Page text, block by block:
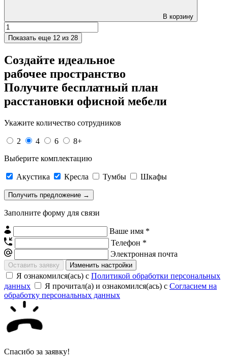
В корзину
Показать еще 12 из 28
Создайте идеальное
рабочее пространство
Получите бесплатный план
расстановки офисной мебели
Укажите количество сотрудников
2 4 6
8+
Выберите комплектацию
Акустика Кресла Тумбы Шкафы
Заполните форму для связи
Ваше имя *
Телефон *
Электронная почта
Изменить настройки
Я ознакомился(ась) с Политикой обработки персональных
данных
Я прочитал(а) и ознакомился(ась) с Согласием на
обработку персональных данных
Спасибо за заявку!